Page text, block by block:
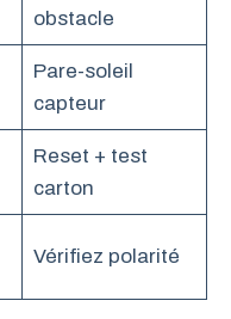
obstacle
Pare-soleil
capteur
Reset + test
carton
Vérifiez polarité